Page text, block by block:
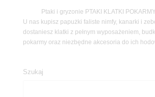
Ptaki i gryzonie PTAKI KLATKI POKARMY
U nas kupisz papużki faliste nimfy, kanarki i
dostaniesz klatki z pełnym wyposażeniem,
pokarmy oraz niezbędne akcesoria do ich
Szukaj